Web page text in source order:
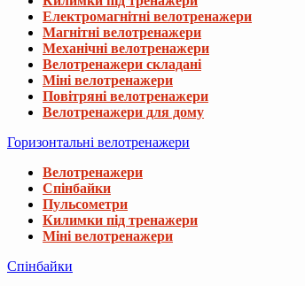
Електромагнітні велотренажери
Магнітні велотренажери
Механічні велотренажери
Велотренажери складані
Міні велотренажери
Повітряні велотренажери
Велотренажери для дому
Горизонтальні велотренажери
Велотренажери
Спінбайки
Пульсометри
Килимки під тренажери
Міні велотренажери
Спінбайки